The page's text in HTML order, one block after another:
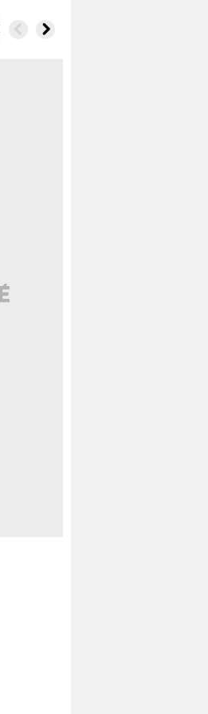
Photos